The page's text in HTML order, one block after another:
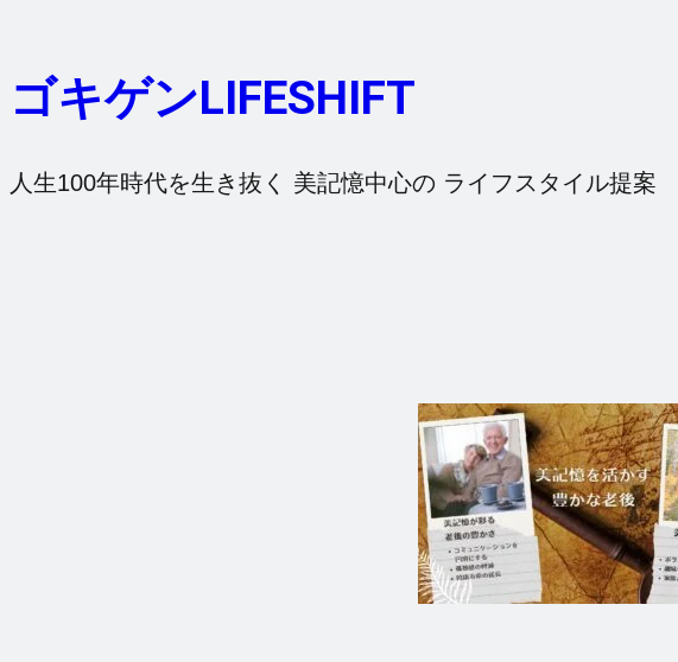
を
キ
ゴキゲンLIFESHIFT
人生100年時代を生き抜く 美記憶中心の ライフスタイル提案